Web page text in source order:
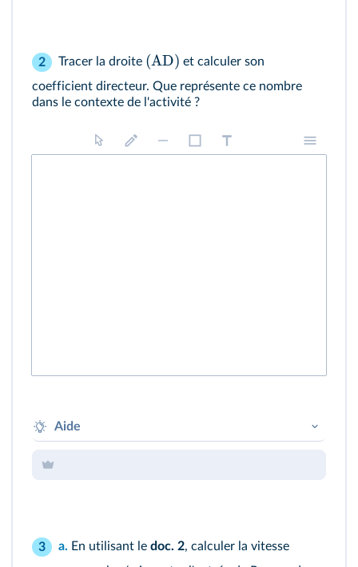
2 Tracer la droite (AD) et calculer son
coefficient directeur. Que représente ce nombre
dans le contexte de l'activité ?
Aide
Le coefficient directeur de
3 a. En utilisant le doc. 2, calculer la vitesse